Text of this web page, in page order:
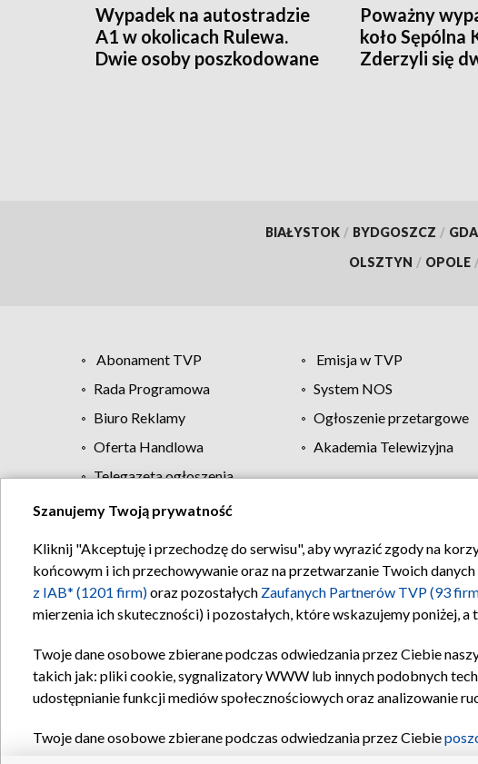
Wypadek na autostradzie
A1 w okolicach Rulewa.
Dwie osoby poszkodowane
Poważny
koło Sępólna
Zderzyli się
BIAŁYSTOK / BYDGOSZCZ /
OLSZTYN / OPOLE
Abonament TVP Emisja w TVP
Rada Programowa
System NOS
Biuro Reklamy
Ogłoszenie przetargowe
Oferta Handlowa
Akademia Telewizyjna
Telegazeta ogłoszenia
Regulamin TVP Polityka
Szanujemy Twoją prywatność
Kliknij "Akceptuję i przechodzę do serwisu", aby wyrazić zgody na
końcowym i ich przechowywanie oraz na przetwarzanie Twoich
z IAB* (1201 firm)oraz pozostałych Zaufanych Partnerów TVP (93
mierzenia ich skuteczności) i pozostałych, które wskazujemy poniżej,
Twoje dane osobowe zbierane podczas odwiedzania przez Ciebie
takich jak: pliki cookie, sygnalizatory WWW lub innych podobnych
udostępnianie funkcji mediów społecznościowych oraz analizowanie
Twoje dane osobowe zbierane podczas odwiedzania przez Ciebie